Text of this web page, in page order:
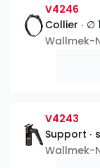
V4246
Collier ∙ ∅
Wallmek-
V4243
Support ∙
Wallmek-